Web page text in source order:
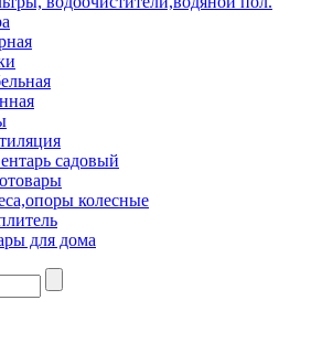
садовый
колесные
для дома